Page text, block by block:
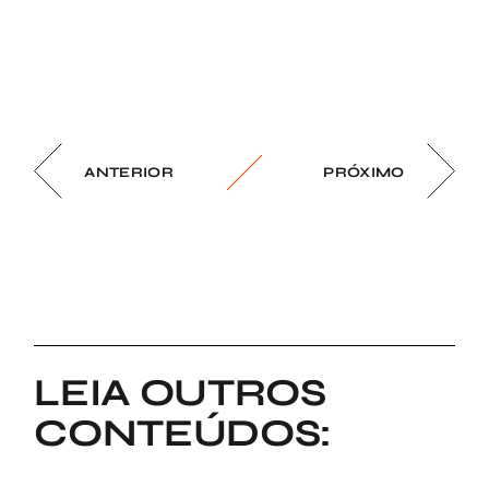
ANTERIOR PRÓXIMO
LEIA OUTROS
CONTEÚDOS: